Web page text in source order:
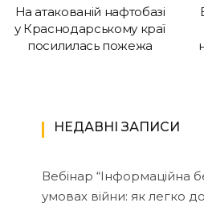
На атакованій нафтобазі
у Краснодарському краї
посилилась пожежа
НЕДАВНІ ЗАПИСИ
Вебінар “Інформаційна
умовах війни: як легко